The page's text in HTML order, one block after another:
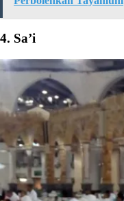
4. Sa’i